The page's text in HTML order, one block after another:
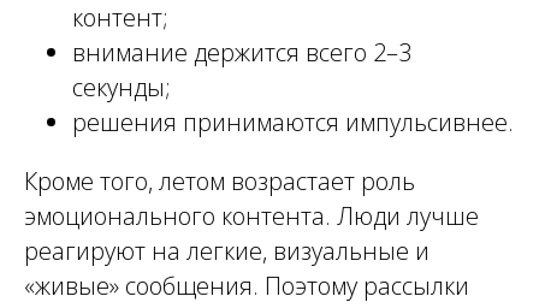
контент;
внимание держится всего 2–3
секунды;
решения принимаются импульсивнее.
Кроме того, летом возрастает роль
эмоционального контента. Люди лучше
реагируют на легкие, визуальные и
«живые» сообщения. Поэтому рассылки